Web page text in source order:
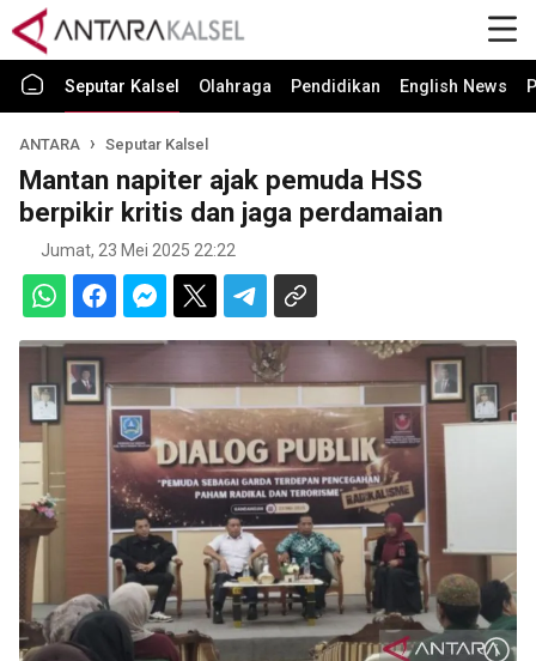
Seputar Kalsel Olahraga Pendidikan English News
ANTARA Seputar Kalsel
Mantan napiter ajak pemuda HSS
berpikir kritis dan jaga perdamaian
Jumat, 23 Mei 2025 22:22